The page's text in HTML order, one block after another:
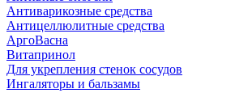
Антиварикозные средства
Антицеллюлитные средства
АргоВасна
Витапринол
Для укрепления стенок сосудов
Ингаляторы и бальзамы